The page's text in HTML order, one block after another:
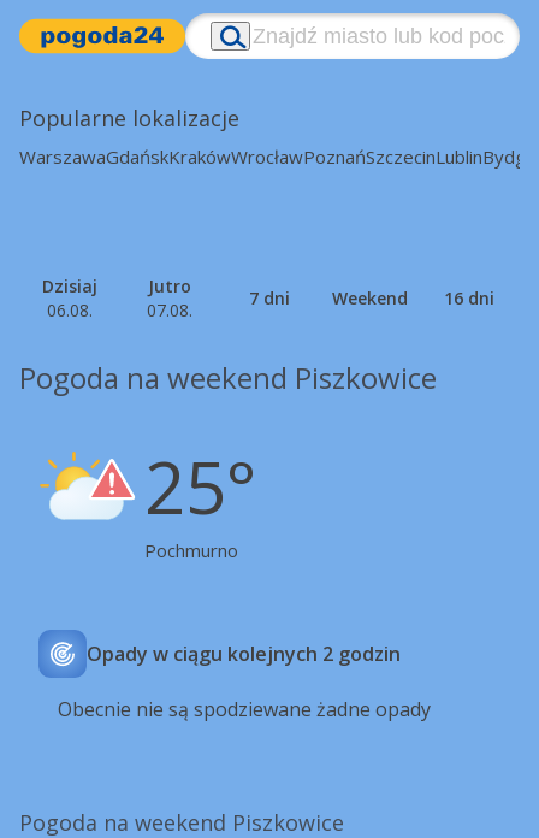
Popularne lokalizacje
WarszawaGdańskKrakówWrocławPoznańSzczecinLublin
Dzisiaj
06.08.
Jutro
07.08.
7 dni Weekend 16 dni
Pogoda na weekend Piszkowice
25°
Pochmurno
Opady w ciągu kolejnych 2 godzin
Obecnie nie są spodziewane żadne opady
Pogoda na weekend Piszkowice